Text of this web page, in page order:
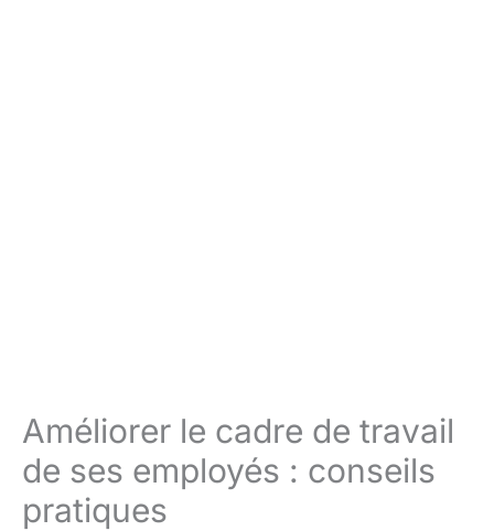
Améliorer le cadre de travail
de ses employés : conseils
pratiques